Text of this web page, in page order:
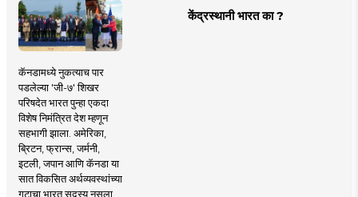
केंद्रस्थानी भारत का ?
कॅनडामध्ये नुकत्याच पार
पडलेल्या 'जी-७' शिखर
परिषदेत भारत पुन्हा एकदा
विशेष निमंत्रित देश म्हणून
सहभागी झाला. अमेरिका,
ब्रिटन, फ्रान्स, जर्मनी,
इटली, जपान आणि कॅनडा या
सात विकसित अर्थव्यवस्थांच्या
गटाचा भारत सदस्य नसला,